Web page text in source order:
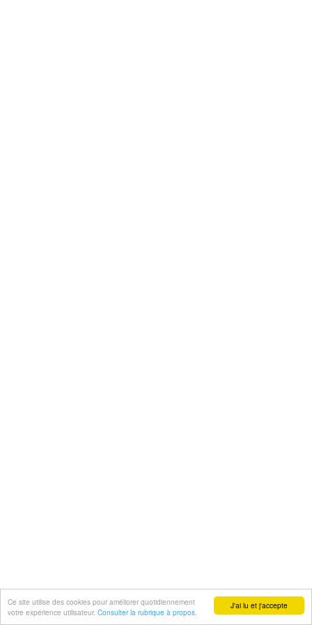
J'ai lu et j'accepte
Ce site utilise des cookies pour améliorer quotidiennement
votre expérience utilisateur. Consulter la rubrique à propos.